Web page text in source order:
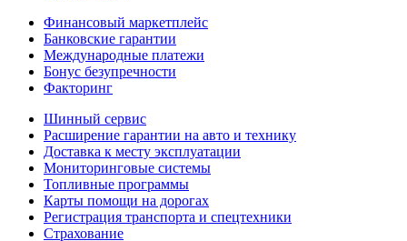
Финансовый маркетплейс
Банковские гарантии
Международные платежи
Бонус безупречности
Факторинг
Шинный сервис
Расширение гарантии на авто и технику
Доставка к месту эксплуатации
Мониторинговые системы
Топливные программы
Карты помощи на дорогах
Регистрация транспорта и спецтехники
Страхование